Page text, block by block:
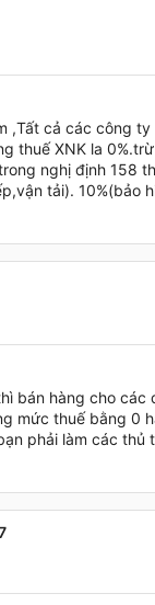
,Tất cả các công
thuế XNK la
nghị định 158
tải). 10%(bảo
bán hàng cho các
mức thuế bằng 0
phải làm các thủ